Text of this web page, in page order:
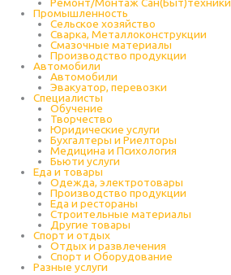
Ремонт/Монтаж Сан(Быт)техники
Промышленность
Cельское хозяйство
Сварка, Металлоконструкции
Cмазочные материалы
Производство продукции
Автомобили
Автомобили
Эвакуатор, перевозки
Специалисты
Обучение
Творчество
Юридические услуги
Бухгалтеры и Риелторы
Медицина и Психология
Бьюти услуги
Еда и товары
Одежда, электротовары
Производство продукции
Еда и рестораны
Строительные материалы
Другие товары
Спорт и отдых
Отдых и развлечения
Спорт и Оборудование
Разные услуги